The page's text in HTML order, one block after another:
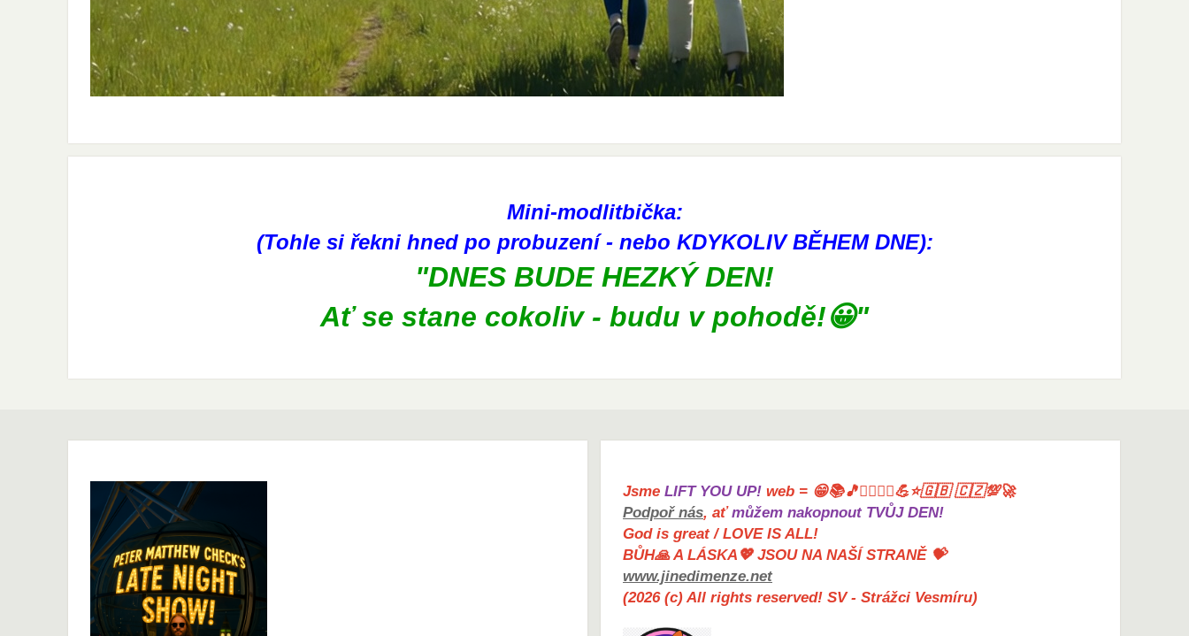
Mini-modlitbička:
(Tohle si řekni hned po probuzení - nebo KDYKOLIV BĚHEM DNE):
"DNES BUDE HEZKÝ DEN!
Ať se stane cokoliv - budu v pohodě!😀"
Jsme LIFT YOU UP! web = 😁📚🎵🤸‍♀️🏋️‍♀️💪⭐🇬🇧 🇨🇿💯🚀
Podpoř nás, aťmůžem nakopnout TVŮJ DEN!
God is great / LOVE IS ALL!
BŮH🙏 A LÁSKA💖 JSOU NA NAŠÍ STRANĚ 💝
www.jinedimenze.net
(2026 (c) All rights reserved! SV - Strážci Vesmíru)